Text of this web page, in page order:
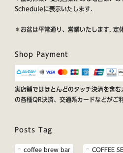
Scheduleに表示いたします.
＊お盆は平常通り、営業いたします. 定
Shop Payment
実店舗ではほとんどのタッチ決済を含
の各種QR決済、交通系カードなどがご
Posts Tag
coffee brew bar COFFEE